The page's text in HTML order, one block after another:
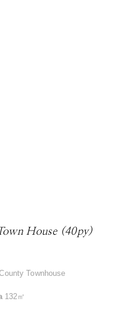
House (40py)
Townhouse
132㎡